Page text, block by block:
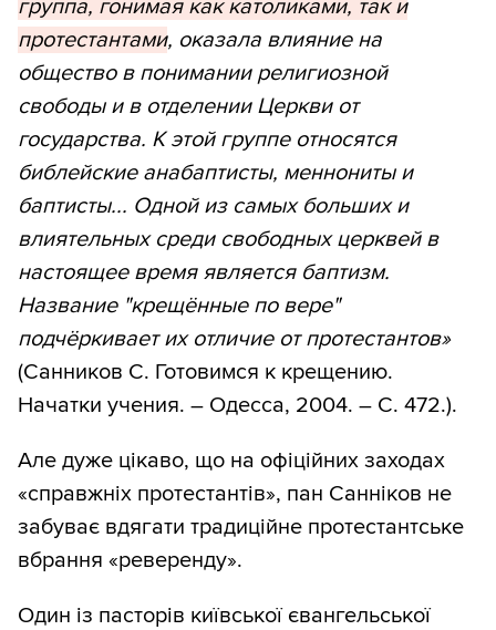
группа, гонимая как католиками, так и
протестантами, оказала влияние на
общество в понимании религиозной
свободы и в отделении Церкви от
государства. К этой группе относятся
библейские анабаптисты, меннониты и
баптисты... Одной из самых больших и
влиятельных среди свободных церквей в
настоящее время является баптизм.
Название "крещённые по вере"
подчёркивает их отличие от протестантов»
(Санников С. Готовимся к крещению.
Начатки учения. – Одесса, 2004. – С. 472.).
Але дуже цікаво, що на офіційних заходах
«справжніх протестантів», пан Санніков не
забуває вдягати традиційне протестантське
вбрання «реверенду».
Один із пасторів київської євангельської